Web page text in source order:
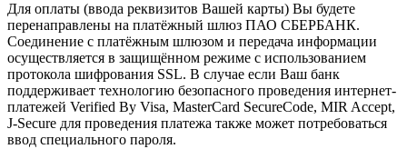
Для оплаты (ввода реквизитов Вашей карты) Вы будете
перенаправлены на платёжный шлюз ПАО СБЕРБАНК.
Соединение с платёжным шлюзом и передача информации
осуществляется в защищённом режиме с использованием
протокола шифрования SSL. В случае если Ваш банк
поддерживает технологию безопасного проведения интернет-
платежей Verified By Visa, MasterCard SecureCode, MIR Accept,
J-Secure для проведения платежа также может потребоваться
ввод специального пароля.